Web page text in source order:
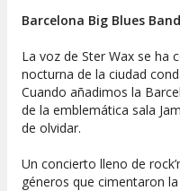
Barcelona Big Blues
La voz de Ster Wax se ha
nocturna de la ciudad
Cuando añadimos la
de la emblemática sala
de olvidar.
Un concierto lleno de
géneros que cimentaron